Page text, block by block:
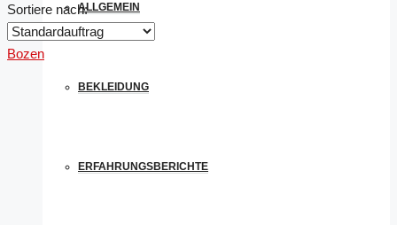
ALLGEMEIN
BEKLEIDUNG
ERFAHRUNGSBERICHTE
Sortiere nach:
Bozen